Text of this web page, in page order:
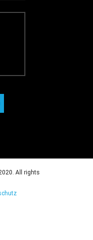
All rights